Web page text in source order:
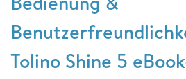
Tolino Shine 5